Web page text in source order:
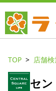
TOP 店舗
セ